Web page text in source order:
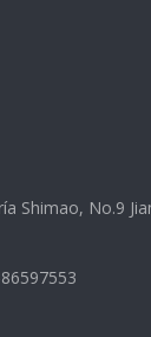
Shimao, No.9